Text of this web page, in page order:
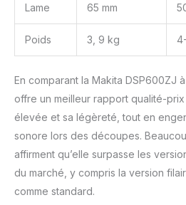
Lame 65 mm
Poids 3, 9 kg
En comparant la Makita DSP600ZJ
offre un meilleur rapport qualité-
élevée et sa légèreté, tout en
sonore lors des découpes.
affirment qu’elle surpasse les
du marché, y compris la version
comme standard.